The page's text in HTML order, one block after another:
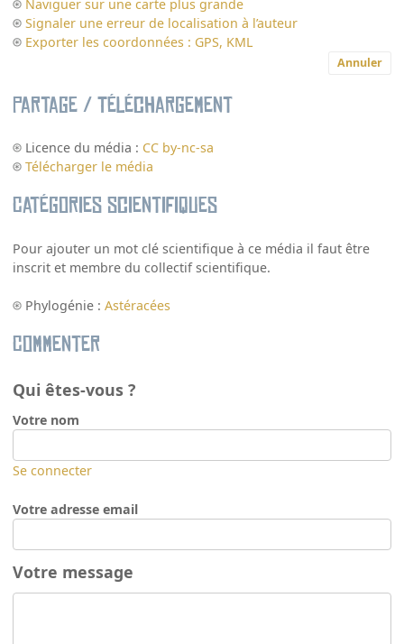
Naviguer sur une carte plus grande
Signaler une erreur de localisation à l’auteur
Exporter les coordonnées : GPS, KML
Annuler
Partage / Téléchargement
Licence du média : CC by-nc-sa
Télécharger le média
Catégories scientifiques
Pour ajouter un mot clé scientifique à ce média il faut être
inscrit et membre du collectif scientifique.
Phylogénie :Astéracées
Commenter
Qui êtes-vous ?
Votre nom
Se connecter
Votre adresse email
Votre message